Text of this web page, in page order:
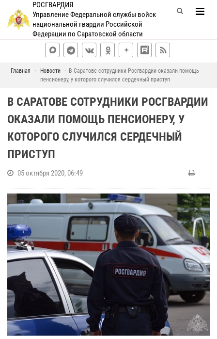
РОСГВАРДИЯ
Управление Федеральной службы войск
национальной гвардии Российской
Федерации по Саратовской области
Главная Новости
В Саратове сотрудники Росгвардии оказали помощь
пенсионеру, у которого случился сердечный приступ
В САРАТОВЕ СОТРУДНИКИ РОСГВАРДИИ
ОКАЗАЛИ ПОМОЩЬ ПЕНСИОНЕРУ, У
КОТОРОГО СЛУЧИЛСЯ СЕРДЕЧНЫЙ
ПРИСТУП
05 октября 2020, 06:49